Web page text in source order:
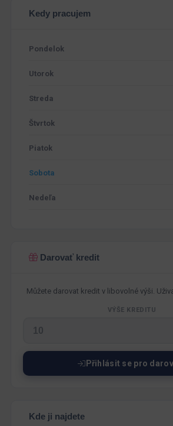
Kedy pracujem
Pondelok
Utorok
Streda
Štvrtok
Piatok
Sobota
Nedeľa
Darovať kredit
Můžete darovat kredit v libovolné výši.
VÝŠE KREDITU
Přihlásit se pro
Kde ji najdete